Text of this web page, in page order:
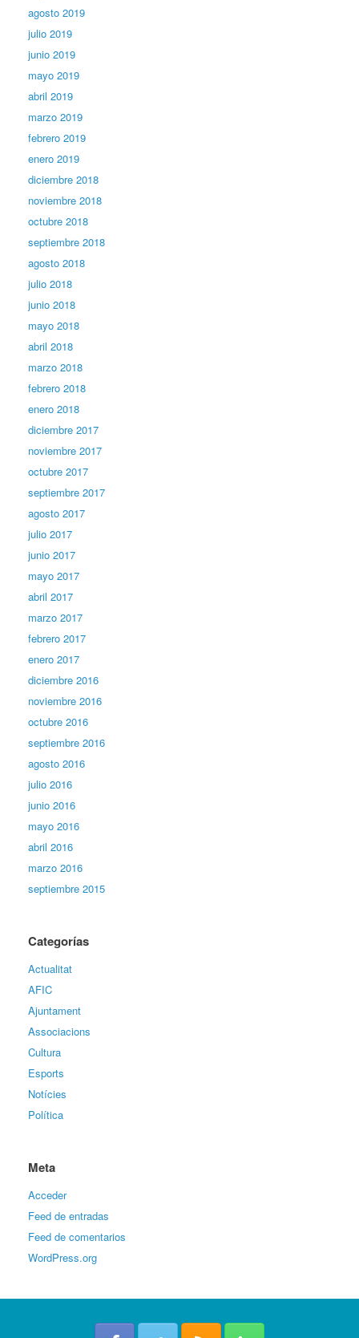
agosto 2019
julio 2019
junio 2019
mayo 2019
abril 2019
marzo 2019
febrero 2019
enero 2019
diciembre 2018
noviembre 2018
octubre 2018
septiembre 2018
agosto 2018
julio 2018
junio 2018
mayo 2018
abril 2018
marzo 2018
febrero 2018
enero 2018
diciembre 2017
noviembre 2017
octubre 2017
septiembre 2017
agosto 2017
julio 2017
junio 2017
mayo 2017
abril 2017
marzo 2017
febrero 2017
enero 2017
diciembre 2016
noviembre 2016
octubre 2016
septiembre 2016
agosto 2016
julio 2016
junio 2016
mayo 2016
abril 2016
marzo 2016
septiembre 2015
Categorías
Actualitat
AFIC
Ajuntament
Associacions
Cultura
Esports
Notícies
Política
Meta
Acceder
Feed de entradas
Feed de comentarios
WordPress.org